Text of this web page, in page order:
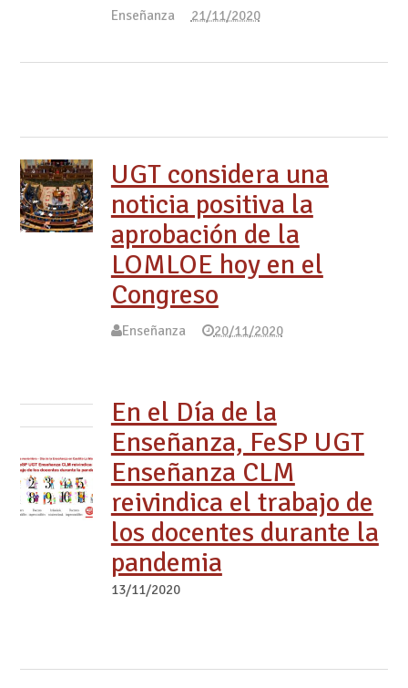
Enseñanza 21/11/2020
UGT considera una
noticia positiva la
aprobación de la
LOMLOE hoy en el
Congreso
Enseñanza 20/11/2020
En el Día de la
Enseñanza, FeSP UGT
Enseñanza CLM
reivindica el trabajo de
los docentes durante la
pandemia
13/11/2020